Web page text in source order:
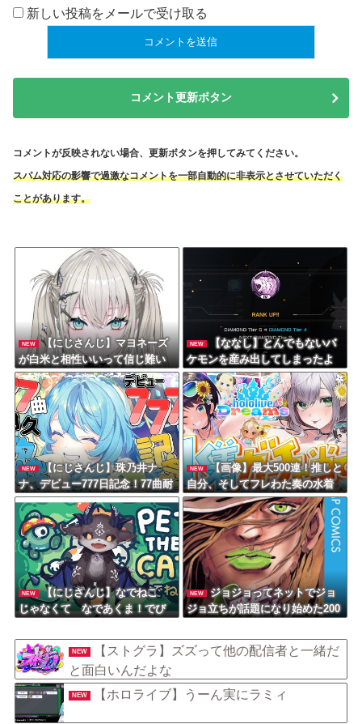
新しい投稿をメールで受け取る
コメント更新ボタン
コメントが反映されない場合、更新ボタンを押してみてください。
スパム対応の影響で過激なコメントを一部自動的に非表示とさせていただく
ことがあります。
NEW
【にじさんじ】マヨネーズ
が白米と相性いいって信じ難い
んだがマジ？
NEW
【ななし】とんでもないバ
ケモンを産み出してしまったよ
うやね…
NEW
【にじさんじ】珠乃井ナ
ナ、デビュー777日記念！77曲耐
久歌枠！休憩用画像に困らない
にも程がある
NEW
【画像】最大500連！推しと
自分、そしてフレわた奏の水着
は出るのか？大空スバル白銀ノ
エル不知火フレア角巻わため音
乃瀬奏
NEW
【にじさんじ】なでねこ
じゃなくて なであくま！でび
NEW
ジョジョってネットでジョ
ジョ立ちが話題になり始めた200
人気作品扱いになったよな
NEW
【ストグラ】ズズって他の配信者と一緒だ
と面白いんだよな
NEW 【ホロライブ】うーん実にラミィ